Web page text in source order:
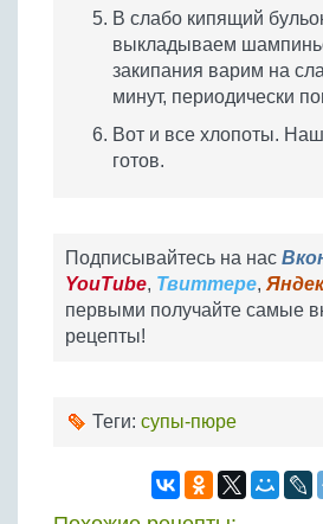
В слабо кипящий
выкладываем
закипания варим на
минут, периодически
Вот и все хлопоты.
готов.
Подписывайтесь на нас
YouTube, Твиттере,
первыми получайте самые
рецепты!
Теги: супы-пюре